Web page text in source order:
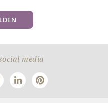
media